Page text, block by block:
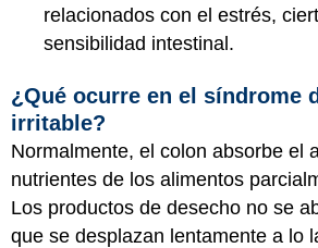
relacionados con el estrés,
sensibilidad intestinal.
¿Qué ocurre en el síndrome
irritable?
Normalmente, el colon absorbe el
nutrientes de los alimentos
Los productos de desecho no se
que se desplazan lentamente a lo